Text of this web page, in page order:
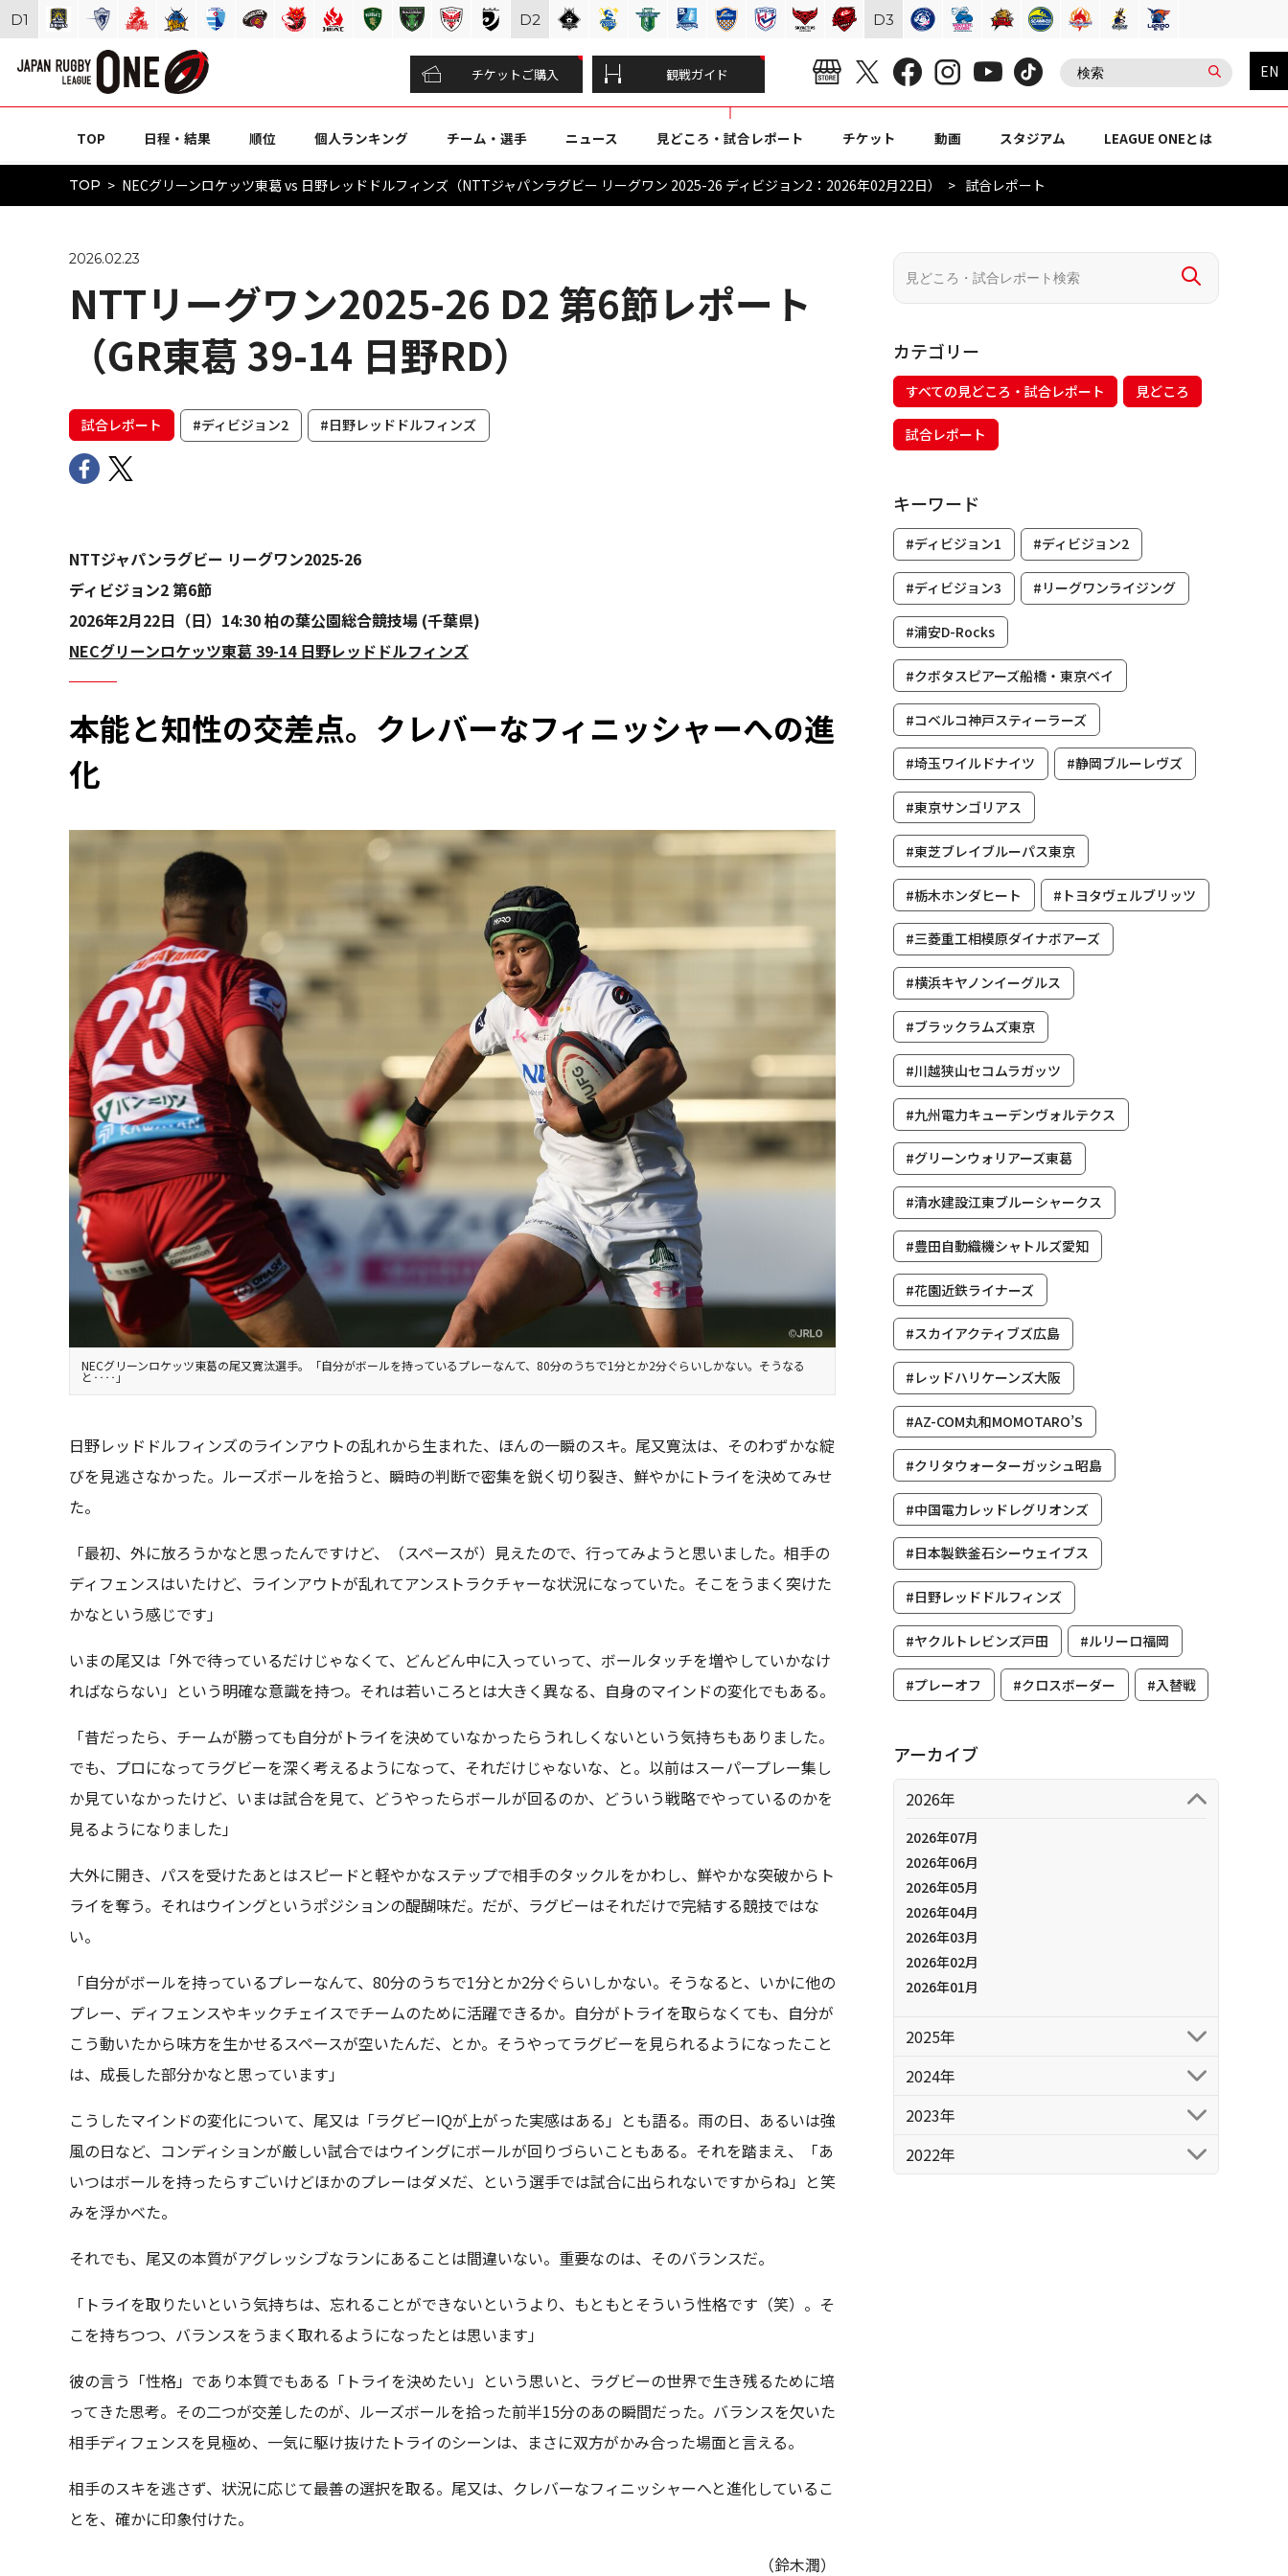
チケットご購入 観戦ガイド EN
TOP 日程・結果 順位 個人ランキング チーム・選手 ニュース 見どころ・試合レポート チケット 動画 スタジアム LEAGUE ONEとは
TOP NECグリーンロケッツ東葛 vs 日野レッドドルフィンズ（NTTジャパンラグビー リーグワン 2025-26 ディビジョン2：2026年02月22日） 試合レポート
2026.02.23
NTTリーグワン2025-26 D2 第6節レポート
（GR東葛 39-14 日野RD）
試合レポート #ディビジョン2 #日野レッドドルフィンズ
NTTジャパンラグビー リーグワン2025-26
ディビジョン2 第6節
2026年2月22日（日）14:30 柏の葉公園総合競技場 (千葉県)
NECグリーンロケッツ東葛 39-14 日野レッドドルフィンズ
本能と知性の交差点。クレバーなフィニッシャーへの進
化
NECグリーンロケッツ東葛の尾又寛汰選手。「自分がボールを持っているプレーなんて、80分のうちで1分とか2分ぐらいしかない。そうなる
と‥‥」
日野レッドドルフィンズのラインアウトの乱れから生まれた、ほんの一瞬のスキ。尾又寛汰は、そのわずかな綻
びを見逃さなかった。ルーズボールを拾うと、瞬時の判断で密集を鋭く切り裂き、鮮やかにトライを決めてみせ
た。
「最初、外に放ろうかなと思ったんですけど、（スペースが）見えたので、行ってみようと思いました。相手の
ディフェンスはいたけど、ラインアウトが乱れてアンストラクチャーな状況になっていた。そこをうまく突けた
かなという感じです」
いまの尾又は「外で待っているだけじゃなくて、どんどん中に入っていって、ボールタッチを増やしていかなけ
ればならない」という明確な意識を持つ。それは若いころとは大きく異なる、自身のマインドの変化でもある。
「昔だったら、チームが勝っても自分がトライを決めていなかったらうれしくないという気持ちもありました。
でも、プロになってラグビーを深く考えるようになって、それだけじゃないな、と。以前はスーパープレー集し
か見ていなかったけど、いまは試合を見て、どうやったらボールが回るのか、どういう戦略でやっているのかを
見るようになりました」
大外に開き、パスを受けたあとはスピードと軽やかなステップで相手のタックルをかわし、鮮やかな突破からト
ライを奪う。それはウイングというポジションの醍醐味だ。だが、ラグビーはそれだけで完結する競技ではな
い。
「自分がボールを持っているプレーなんて、80分のうちで1分とか2分ぐらいしかない。そうなると、いかに他の
プレー、ディフェンスやキックチェイスでチームのために活躍できるか。自分がトライを取らなくても、自分が
こう動いたから味方を生かせるスペースが空いたんだ、とか。そうやってラグビーを見られるようになったこと
は、成長した部分かなと思っています」
こうしたマインドの変化について、尾又は「ラグビーIQが上がった実感はある」とも語る。雨の日、あるいは強
風の日など、コンディションが厳しい試合ではウイングにボールが回りづらいこともある。それを踏まえ、「あ
いつはボールを持ったらすごいけどほかのプレーはダメだ、という選手では試合に出られないですからね」と笑
みを浮かべた。
それでも、尾又の本質がアグレッシブなランにあることは間違いない。重要なのは、そのバランスだ。
「トライを取りたいという気持ちは、忘れることができないというより、もともとそういう性格です（笑）。そ
こを持ちつつ、バランスをうまく取れるようになったとは思います」
彼の言う「性格」であり本質でもある「トライを決めたい」という思いと、ラグビーの世界で生き残るために培
ってきた思考。その二つが交差したのが、ルーズボールを拾った前半15分のあの瞬間だった。バランスを欠いた
相手ディフェンスを見極め、一気に駆け抜けたトライのシーンは、まさに双方がかみ合った場面と言える。
相手のスキを逃さず、状況に応じて最善の選択を取る。尾又は、クレバーなフィニッシャーへと進化しているこ
とを、確かに印象付けた。
（鈴木潤）
カテゴリー
すべての見どころ・試合レポート 見どころ
試合レポート
キーワード
#ディビジョン1 #ディビジョン2
#ディビジョン3 #リーグワンライジング
#浦安D-Rocks
#クボタスピアーズ船橋・東京ベイ
#コベルコ神戸スティーラーズ
#埼玉ワイルドナイツ #静岡ブルーレヴズ
#東京サンゴリアス
#東芝ブレイブルーパス東京
#栃木ホンダヒート #トヨタヴェルブリッツ
#三菱重工相模原ダイナボアーズ
#横浜キヤノンイーグルス
#ブラックラムズ東京
#川越狭山セコムラガッツ
#九州電力キューデンヴォルテクス
#グリーンウォリアーズ東葛
#清水建設江東ブルーシャークス
#豊田自動織機シャトルズ愛知
#花園近鉄ライナーズ
#スカイアクティブズ広島
#レッドハリケーンズ大阪
#AZ-COM丸和MOMOTARO’S
#クリタウォーターガッシュ昭島
#中国電力レッドレグリオンズ
#日本製鉄釜石シーウェイブス
#日野レッドドルフィンズ
#ヤクルトレビンズ戸田 #ルリーロ福岡
#プレーオフ #クロスボーダー #入替戦
アーカイブ
2026年
2026年07月
2026年06月
2026年05月
2026年04月
2026年03月
2026年02月
2026年01月
2025年
2024年
2023年
2022年
D1 D2 D3